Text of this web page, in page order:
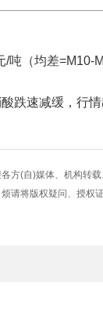
吨（均差=M10-
跌速减缓，行
方(自)媒体、机构转
请将版权疑问、授权